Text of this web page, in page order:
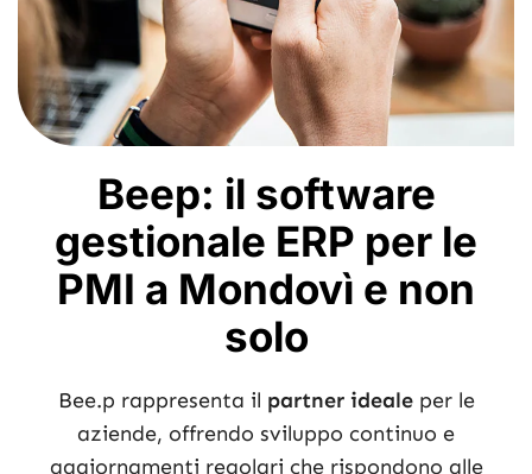
Beep: il software
gestionale ERP per le
PMI a Mondovì e non
solo
Bee.p rappresenta il partner idealeper le
aziende, offrendo sviluppo continuo e
aggiornamenti regolari che rispondono alle